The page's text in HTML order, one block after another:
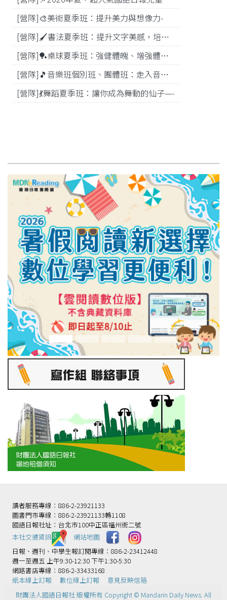
[營隊]🎨美術夏季班：提升美力與想像力-
[營隊]🖌️書法夏季班：提升文字美感，培養專注力—
[營隊]️🏓桌球夏季班：強健體魄、增強體能---
[營隊]🎵️音樂班個別班、團體班：走入音樂世界-
[營隊]💃舞蹈夏季班：讓你成為舞動的仙子—-
讀者服務專線：886-2-23921133
圖書門市專線：886-2-23921133轉1108
國語日報社址：台北市100中正區福州街二號
本社交通資訊️
網站地圖
日報、週刊、中學生報訂閱專線：886-2-23412448
週一至週五 上午9:30-12:30 下午1:30-5:30
網路書店專線：886-2-33433168
紙本線上訂報
數位線上訂報
意見反映信箱
財團法人國語日報社 版權所有 Copyright © Mandarin Daily News. All